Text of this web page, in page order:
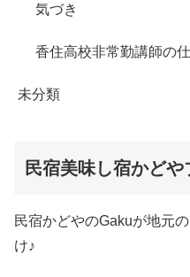
気づき
香住高校非常勤講師の
未分類
民宿美味し宿かどや
民宿かどやのGakuが地元
け♪